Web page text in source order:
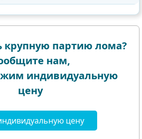
крупную партию лома?
нам,
индивидуальную
цену
цену